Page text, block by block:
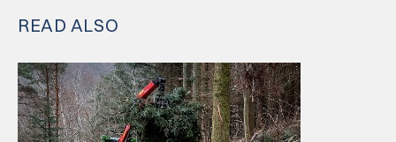
READ ALSO